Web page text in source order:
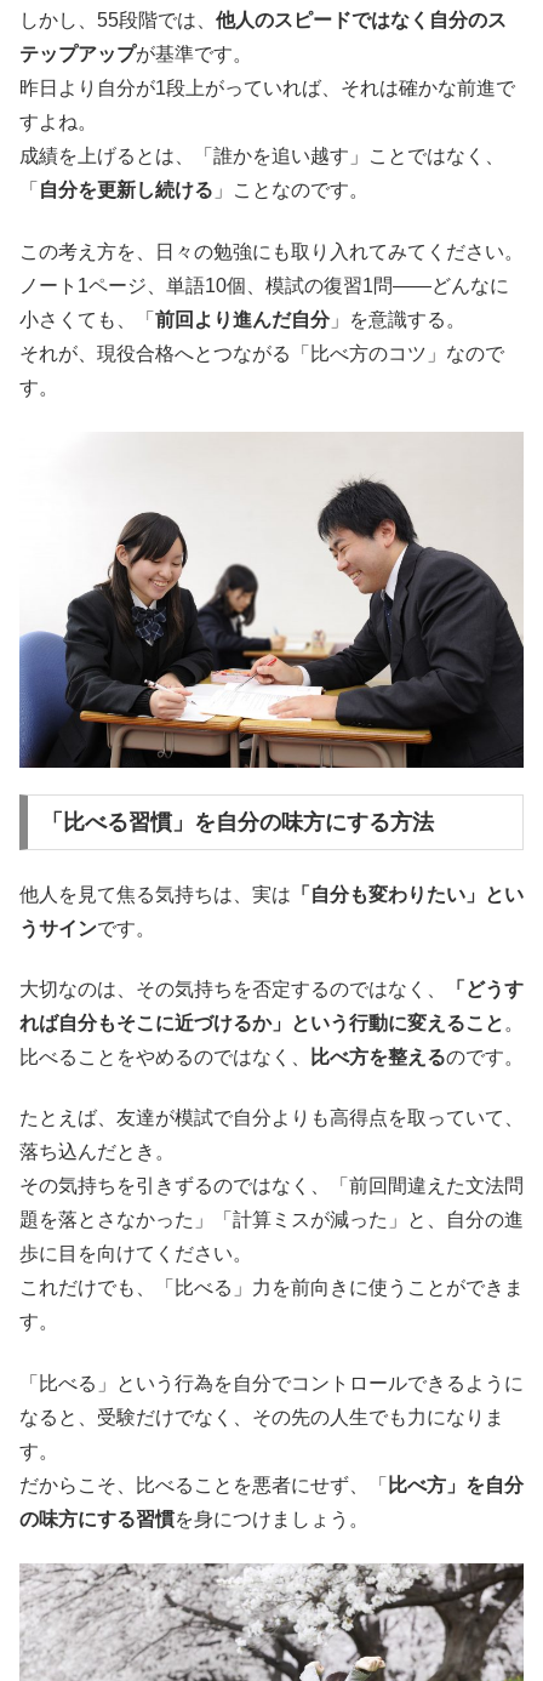
しかし、55段階では、 他人のスピードではなく自分のス
テップアップが基準です。
昨日より自分が1段上がっていれば、それは確かな前進で
すよね。
成績を上げるとは、「誰かを追い越す」ことではなく、
「 自分を更新し続ける 」ことなのです。
この考え方を、日々の勉強にも取り入れてみてください。
ノート1ページ、単語10個、模試の復習1問――どんなに
小さくても、「 前回より進んだ自分」を意識する。
それが、現役合格へとつながる「比べ方のコツ」なので
す。
「比べる習慣」を自分の味方にする方法
他人を見て焦る気持ちは、実は 「自分も変わりたい」とい
うサインです。
大切なのは、その気持ちを否定するのではなく、
「どうす
れば自分もそこに近づけるか」という行動に変えること 。
比べることをやめるのではなく、
比べ方を整えるのです。
たとえば、友達が模試で自分よりも高得点を取っていて、
落ち込んだとき。
その気持ちを引きずるのではなく、「前回間違えた文法問
題を落とさなかった」「計算ミスが減った」と、自分の進
歩に目を向けてください。
これだけでも、「比べる」力を前向きに使うことができま
す。
「比べる」という行為を自分でコントロールできるように
なると、受験だけでなく、その先の人生でも力になりま
す。
だからこそ、比べることを悪者にせず、「 比べ方」を自分
の味方にする習慣を身につけましょう。